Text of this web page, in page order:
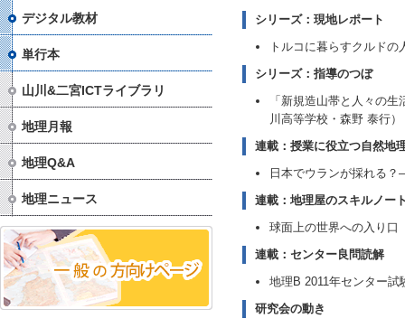
シリーズ：現地レポート
トルコに暮らすクルド
シリーズ：指導のつぼ
「新規造山帯と人々の
川高等学校・森野 泰行）
連載：授業に役立つ自然地
日本でウランが採れる
連載：地理屋のスキルノー
球面上の世界への入り口
連載：センター良問読解
地理B 2011年センター
研究会の動き
デジタル教材
単行本
山川&二宮ICTライブラリ
地理月報
地理Q&A
地理ニュース